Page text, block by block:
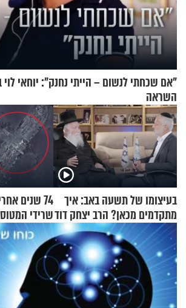
"אם שכחתי לנשום – הייתי נחנק": יוחאי לוי
השראה
בעיצומו של תשעה באב: איך
מתקדמים מכאן? הרב יצחק דוד
גרוסמן בשיחה מיוחדת
74 שנים
שרידי
עם עשרות